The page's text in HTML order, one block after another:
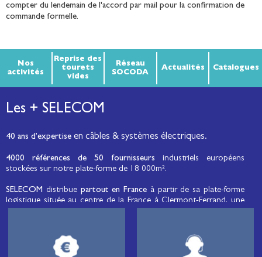
compter du lendemain de l'accord par mail pour la confirmation de
commande formelle.
Nos
activités
Reprise des
tourets
vides
Réseau
SOCODA
Actualités Catalogues
Les + SELECOM
40 ans d’expertise en câbles & systèmes électriques.
4000 références de 50 fournisseurs industriels européens
stockées sur notre plate-forme de 18 000m².
SELECOM distribue partout en France à partir de sa plate-forme
logistique située au centre de la France à Clermont-Ferrand, une
, de matériel
d’éclairage public et d'éco-mobilité destinée aux professionnels de